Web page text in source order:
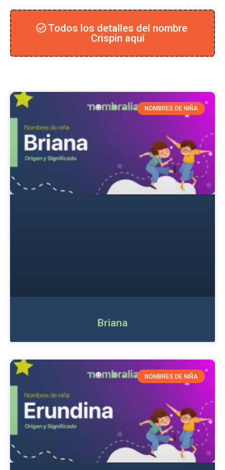
Todos los detalles del nombre
Crispin aquí
NOMBRES DE NIÑA
Briana
NOMBRES DE NIÑA